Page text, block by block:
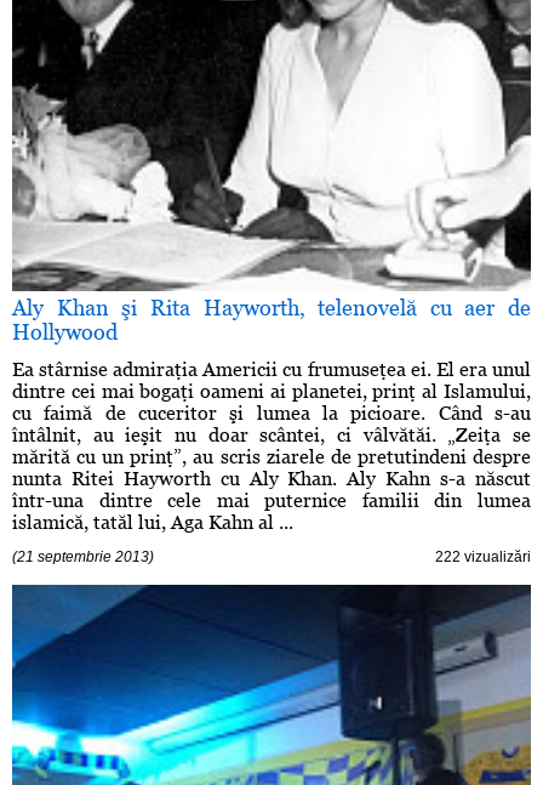
Aly Khan şi Rita Hayworth, telenovelă cu aer de
Hollywood
Ea stârnise admiraţia Americii cu frumuseţea ei. El era unul
dintre cei mai bogaţi oameni ai planetei, prinţ al Islamului,
cu faimă de cuceritor şi lumea la picioare. Când s-au
întâlnit, au ieşit nu doar scântei, ci vâlvătăi. „Zeiţa se
mărită cu un prinţ”, au scris ziarele de pretutindeni despre
nunta Ritei Hayworth cu Aly Khan. Aly Kahn s-a născut
într-una dintre cele mai puternice familii din lumea
islamică, tatăl lui, Aga Kahn al ...
(21 septembrie 2013) 222 vizualizări